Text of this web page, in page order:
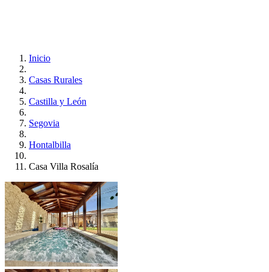
Inicio
Casas Rurales
Castilla y León
Segovia
Hontalbilla
Casa Villa Rosalía